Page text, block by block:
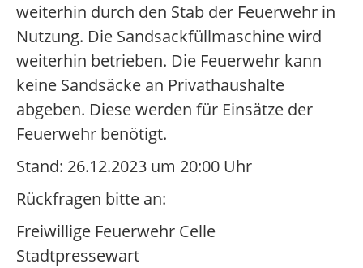
weiterhin durch den Stab der Feuerwehr in
Nutzung. Die Sandsackfüllmaschine wird
weiterhin betrieben. Die Feuerwehr kann
keine Sandsäcke an Privathaushalte
abgeben. Diese werden für Einsätze der
Feuerwehr benötigt.
Stand: 26.12.2023 um 20:00 Uhr
Rückfragen bitte an:
Freiwillige Feuerwehr Celle
Stadtpressewart